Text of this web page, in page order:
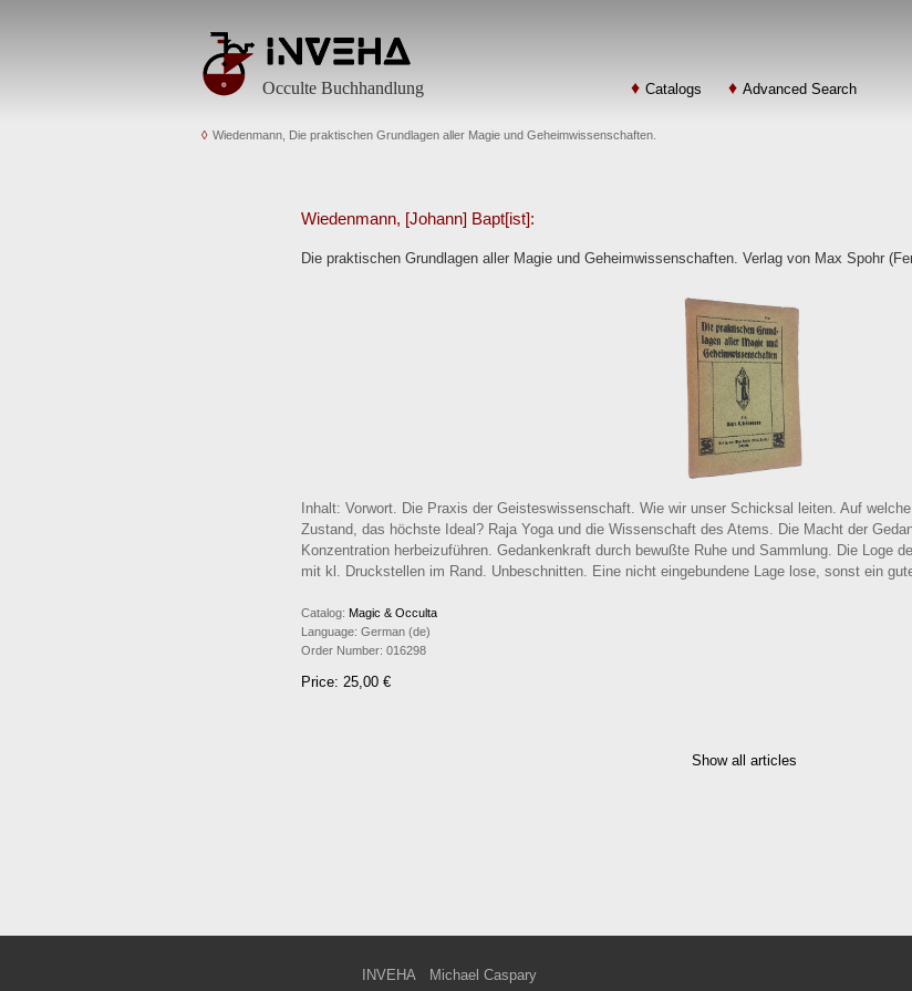
Occulte Buchhandlung Catalogs Advanced Search
Wiedenmann, Die praktischen Grundlagen aller Magie und Geheimwissenschaften.
Wiedenmann, [Johann] Bapt[ist]:
Die praktischen Grundlagen aller Magie und Geheimwissenschaften. Verlag von Max Spohr
Inhalt: Vorwort. Die Praxis der Geisteswissenschaft. Wie wir unser Schicksal leiten. Auf
Zustand, das höchste Ideal? Raja Yoga und die Wissenschaft des Atems. Die Macht der
Konzentration herbeizuführen. Gedankenkraft durch bewußte Ruhe und Sammlung. Die Loge
mit kl. Druckstellen im Rand. Unbeschnitten. Eine nicht eingebundene Lage lose, sonst ein
Catalog: Magic & Occulta
Language: German (de)
Order Number: 016298
Price: 25,00 €
Show all articles
INVEHA
Michael Caspary